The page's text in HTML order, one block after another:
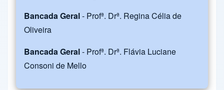
Bancada Geral- Profª. Drª. Regina Célia de
Oliveira
Bancada Geral- Profª. Drª. Flávia Luciane
Consoni de Mello